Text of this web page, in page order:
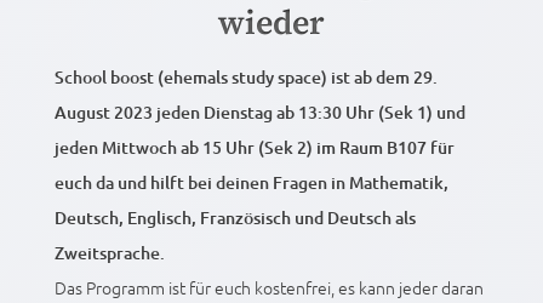
wieder
School boost (ehemals study space) ist ab dem 29.
August 2023 jeden Dienstag ab 13:30 Uhr (Sek 1) und
jeden Mittwoch ab 15 Uhr (Sek 2) im Raum B107 für
euch da und hilft bei deinen Fragen in Mathematik,
Deutsch, Englisch, Französisch und Deutsch als
Zweitsprache.
Das Programm ist für euch kostenfrei, es kann jeder daran